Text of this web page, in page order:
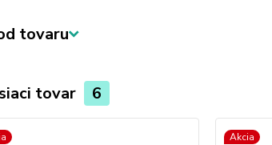
tovaru
tovar 6
Akcia